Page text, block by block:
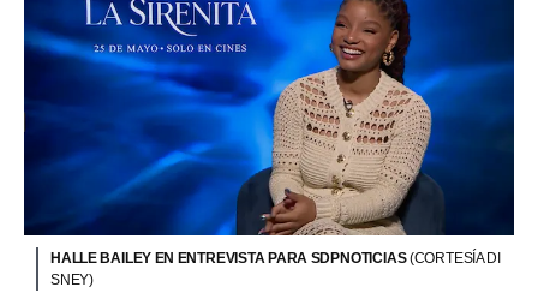
HALLE BAILEY EN ENTREVISTA PARA SDPNOTICIAS(CORTESÍA DI
SNEY)